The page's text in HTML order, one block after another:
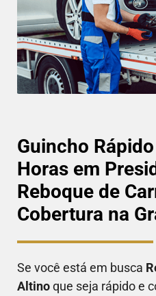
Guincho
Horas em
Reboque de
Cobertura na
Se você está em busca
Altinoque seja rápido e